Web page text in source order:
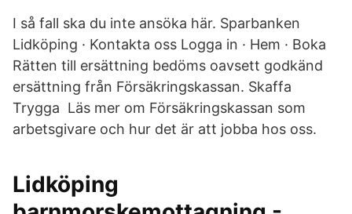
I så fall ska du inte ansöka här. Sparbanken
Lidköping · Kontakta oss Logga in · Hem · Boka
Rätten till ersättning bedöms oavsett godkänd
ersättning från Försäkringskassan. Skaffa
Trygga Läs mer om Försäkringskassan som
arbetsgivare och hur det är att jobba hos oss.
Lidköping